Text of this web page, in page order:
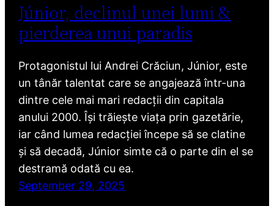
Júnior, declinul unei lumi &
pierderea unui paradis
Protagonistul lui Andrei Crăciun, Júnior, este
un tânăr talentat care se angajează într-una
dintre cele mai mari redacții din capitala
anului 2000. Își trăiește viața prin gazetărie,
iar când lumea redacției începe să se clatine
și să decadă, Júnior simte că o parte din el se
destramă odată cu ea.
September 29, 2025